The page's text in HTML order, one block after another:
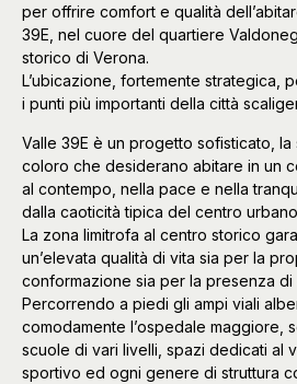
per offrire comfort e qualità
39E, nel cuore del quartiere
storico di Verona.
L’ubicazione, fortemente strategica,
i punti più importanti della città
Valle 39E è un progetto sofisticato,
coloro che desiderano abitare in un
al contempo, nella pace e nella
dalla caoticità tipica del centro
La zona limitrofa al centro storico
un’elevata qualità di vita sia per la
conformazione sia per la presenza
Percorrendo a piedi gli ampi viali
comodamente l’ospedale maggiore,
scuole di vari livelli, spazi dedicati al
sportivo ed ogni genere di struttura